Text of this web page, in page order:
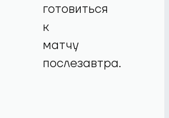
готовиться
к
матчу
послезавтра.